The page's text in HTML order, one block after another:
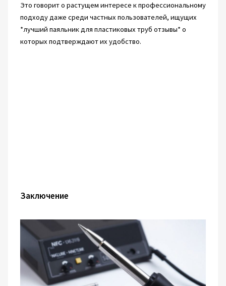
Это говорит о растущем интересе к профессиональному
подходу даже среди частных пользователей, ищущих
*лучший паяльник для пластиковых труб отзывы* о
которых подтверждают их удобство.
Заключение